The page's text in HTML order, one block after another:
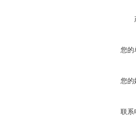
您的
您的
联系